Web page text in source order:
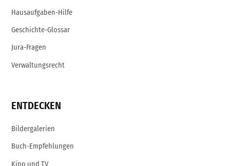
Hausaufgaben-Hilfe
Geschichte-Glossar
Jura-Fragen
Verwaltungsrecht
ENTDECKEN
Bildergalerien
Buch-Empfehlungen
Kino und TV